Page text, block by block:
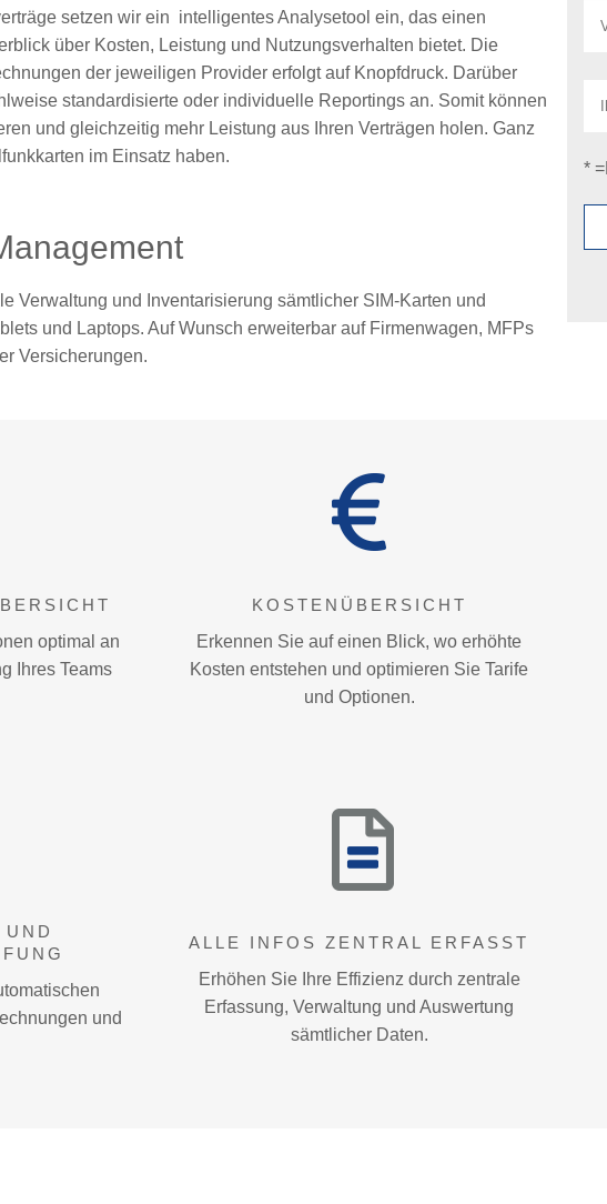
setzen wir ein intelligentes Analysetool ein, das einen
über Kosten, Leistung und Nutzungsverhalten bietet. Die
der jeweiligen Provider erfolgt auf Knopfdruck. Darüber
standardisierte oder individuelle Reportings an. Somit können
und gleichzeitig mehr Leistung aus Ihren Verträgen holen. Ganz
im Einsatz haben.
Verwaltung und Inventarisierung sämtlicher SIM-Karten und
und Laptops. Auf Wunsch erweiterbar auf Firmenwagen, MFPs
Versicherungen.
*
optimal an
Ihres Teams
KOSTENÜBERSICHT
Erkennen Sie auf einen Blick, wo erhöhte
Kosten entstehen und optimieren Sie Tarife
und Optionen.
und
ALLE INFOS ZENTRAL ERFASST
Erhöhen Sie Ihre Effizienz durch zentrale
Erfassung, Verwaltung und Auswertung
sämtlicher Daten.